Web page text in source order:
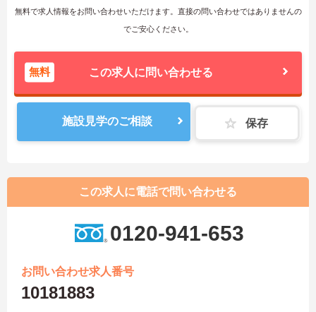
無料で求人情報をお問い合わせいただけます。直接の問い合わせではありませんの
でご安心ください。
無料 この求人に問い合わせる
施設見学のご相談 保存
この求人に電話で問い合わせる
0120-941-653
お問い合わせ求人番号
10181883